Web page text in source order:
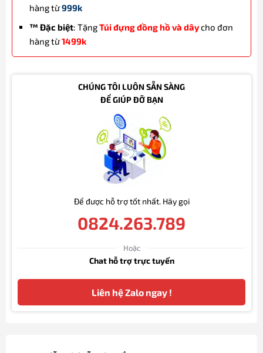
hàng từ999k
™ Đặc biệt: TặngTúi đựng đồng hồ và dâycho đơn
hàng từ1499k
CHÚNG TÔI LUÔN SẴN SÀNG
ĐỂ GIÚP ĐỠ BẠN
Để được hỗ trợ tốt nhất. Hãy gọi
0824.263.789
Hoặc
Chat hỗ trợ trực tuyến
Liên hệ Zalo ngay !